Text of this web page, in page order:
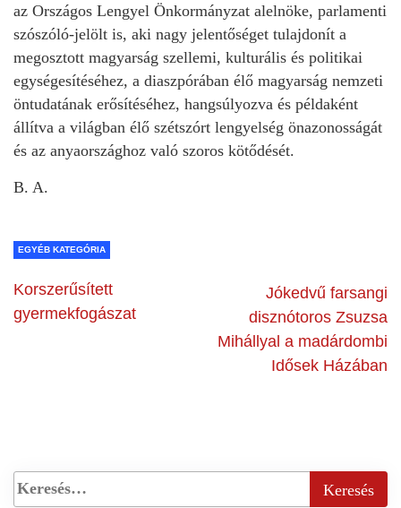
az Országos Lengyel Önkormányzat alelnöke, parlamenti
szószóló-jelölt is, aki nagy jelentőséget tulajdonít a
megosztott magyarság szellemi, kulturális és politikai
egységesítéséhez, a diaszpórában élő magyarság nemzeti
öntudatának erősítéséhez, hangsúlyozva és példaként
állítva a világban élő szétszórt lengyelség önazonosságát
és az anyaországhoz való szoros kötődését.
B. A.
EGYÉB KATEGÓRIA
Korszerűsített
gyermekfogászat
Jókedvű farsangi
disznótoros Zsuzsa
Mihállyal a madárdombi
Idősek Házában